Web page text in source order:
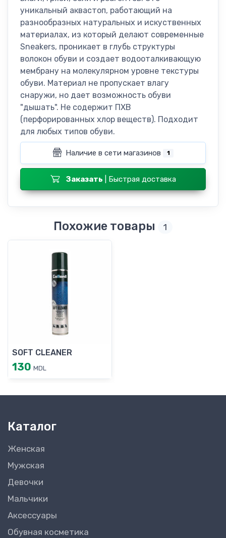
уникальный аквастоп, работающий на
разнообразных натуральных и искуственных
материалах, из который делают современные
Sneakers, проникает в глубь структуры
волокон обуви и создает водооталкивающую
мембрану на молекулярном уровне текстуры
обуви. Материал не пропускает влагу
снаружи, но дает возможность обуви
"дышать". Не содержит ПХВ
(перфорированных хлор веществ). Подходит
для любых типов обуви.
Наличие в сети магазинов 1
Заказать | Быстрая доставка
Похожие товары 1
SOFT CLEANER
130 MDL
Каталог
Женская
Мужская
Девочки
Мальчики
Аксессуары
Обувная косметика